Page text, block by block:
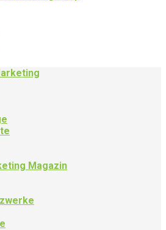
Magazin